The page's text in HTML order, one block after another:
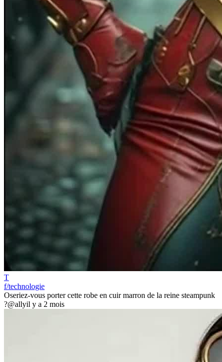
T
f/technologie
Oseriez-vous porter cette robe en cuir marron de la reine steampunk
?@allyil y a 2 mois